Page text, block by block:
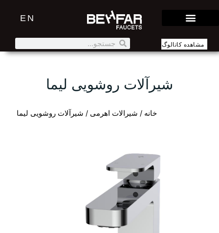
EN
مشاهده کاتالوگ
شیرآلات روشویی لیما
خانه / شیرالات اهرمی / شیرآلات روشویی لیما